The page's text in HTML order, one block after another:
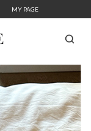
MY PAGE